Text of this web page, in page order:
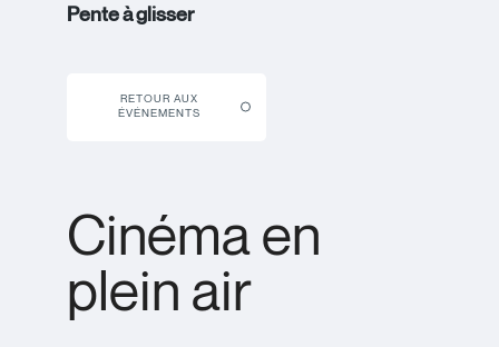
Pente à glisser
RETOUR AUX
ÉVÉNEMENTS
Cinéma en
plein air